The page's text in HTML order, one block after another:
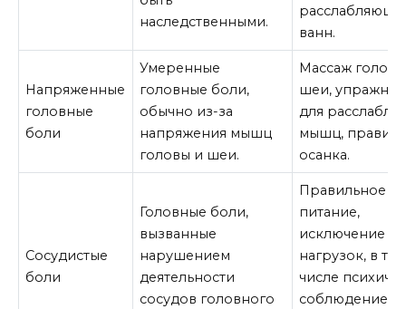
наследственными.
ванн.
Напряженные
головные
боли
Умеренные
головные боли,
обычно из-за
напряжения мышц
головы и шеи.
Массаж
шеи,
для
мышц,
осанка.
Сосудистые
боли
Головные боли,
вызванные
нарушением
деятельности
сосудов головного
Правильное
питание,
исключение
нагрузок, в
числе
соблюдение